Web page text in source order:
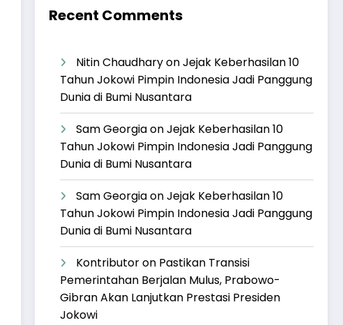
Recent Comments
Nitin ChaudharyonJejak Keberhasilan 10
Tahun Jokowi Pimpin Indonesia Jadi Panggung
Dunia di Bumi Nusantara
Sam GeorgiaonJejak Keberhasilan 10
Tahun Jokowi Pimpin Indonesia Jadi Panggung
Dunia di Bumi Nusantara
Sam GeorgiaonJejak Keberhasilan 10
Tahun Jokowi Pimpin Indonesia Jadi Panggung
Dunia di Bumi Nusantara
Kontributoron Pastikan Transisi
Pemerintahan Berjalan Mulus, Prabowo-
Gibran Akan Lanjutkan Prestasi Presiden
Jokowi